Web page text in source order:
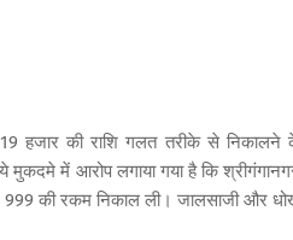
हजार की राशि गलत तरीके से
मुकदमे में आरोप लगाया गया है कि
की रकम निकाल ली। जालसाजी और